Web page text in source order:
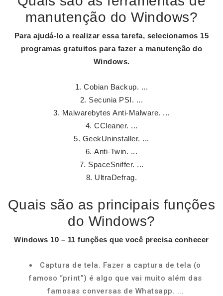
manutenção do Windows?
Para ajudá-lo a realizar essa tarefa, selecionamos 15
programas gratuitos para fazer a manutenção do
Windows.
Cobian Backup. ...
Secunia PSI. ...
Malwarebytes Anti-Malware. ...
CCleaner. ...
GeekUninstaller. ...
Anti-Twin. ...
SpaceSniffer. ...
UltraDefrag.
Quais são as principais funções
do Windows?
Windows 10 – 11funções que você precisa conhecer
Captura de tela. Fazer a captura de tela (o
famoso “print”) é algo que vai muito além das
famosas conversas de Whatsapp. ...